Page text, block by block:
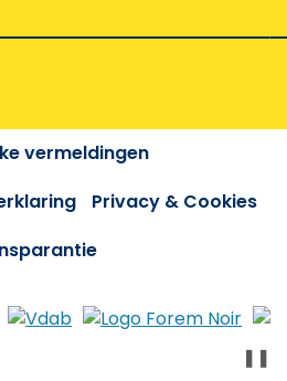
vermeldingen
Privacy & Cookies
❚❚